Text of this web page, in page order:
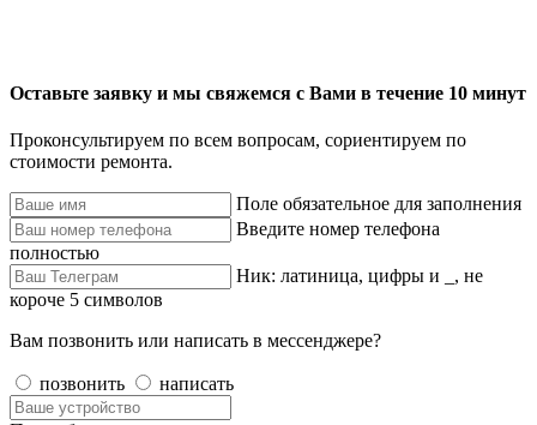
Оставьте заявку и мы свяжемся с Вами в течение 10 минут
Проконсультируем по всем вопросам, сориентируем по
стоимости ремонта.
Поле обязательное для заполнения
Введите номер телефона
полностью
Ник: латиница, цифры и _, не
короче 5 символов
Вам позвонить или написать в мессенджере?
позвонить написать